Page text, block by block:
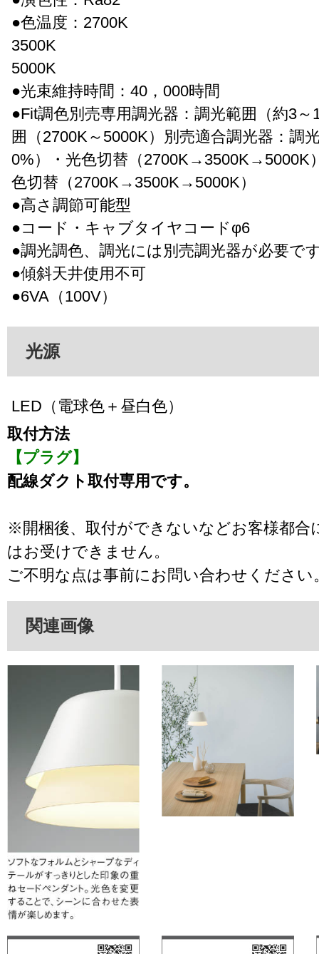
●色温度：2700K
3500K
5000K
●光束維持時間：40，000時間
●Fit調色別売専用調光器：調光範囲（約3～
囲（2700K～5000K）別売適合調光器：調
0%）・光色切替（2700K→3500K→5000K
色切替（2700K→3500K→5000K）
●高さ調節可能型
●コード・キャブタイヤコードφ6
●調光調色、調光には別売調光器が必要で
●傾斜天井使用不可
●6VA（100V）
光源
LED（電球色＋昼白色）
取付方法
【プラグ】
配線ダクト取付専用です。
※開梱後、取付ができないなどお客様都合
はお受けできません。
ご不明な点は事前にお問い合わせください
関連画像